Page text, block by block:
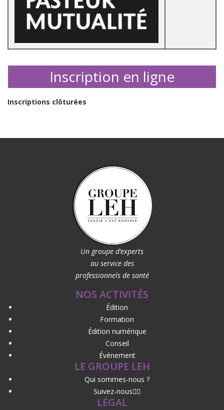
Inscription en ligne
Inscriptions clôturées
Un groupe d’experts
au service des
professionnels de santé
NOS ACTIVITÉS
Édition
Formation
Édition numérique
Conseil
Événement
LE GROUPE LEH
Qui sommes-nous ?
Suivez-nous
LÉGAL